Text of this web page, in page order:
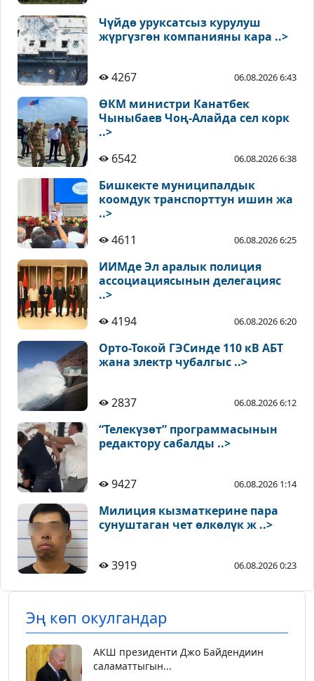
Чүйдө уруксатсыз курулуш
жүргүзгөн компанияны кара ..>
4267 06.08.2026 6:43
ӨКМ министри Канатбек
Чыныбаев Чоң-Алайда сел корк
..>
6542
06.08.2026 6:38
Бишкекте муниципалдык
коомдук транспорттун ишин жа
..>
4611
06.08.2026 6:25
ИИМде Эл аралык полиция
ассоциациясынын делегацияс
..>
4194
06.08.2026 6:20
Орто-Токой ГЭСинде 110 кВ АБТ
жана электр чубалгыс ..>
2837 06.08.2026 6:12
“Телекүзөт” программасынын
редактору сабалды ..>
9427 06.08.2026 1:14
Милиция кызматкерине пара
сунуштаган чет өлкөлүк ж ..>
3919 06.08.2026 0:23
Эң көп окулгандар
АКШ президенти Джо Байдендиин
саламаттыгын...